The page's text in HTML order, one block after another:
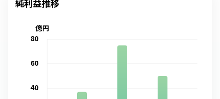
純利益推移
40
60
80
億円